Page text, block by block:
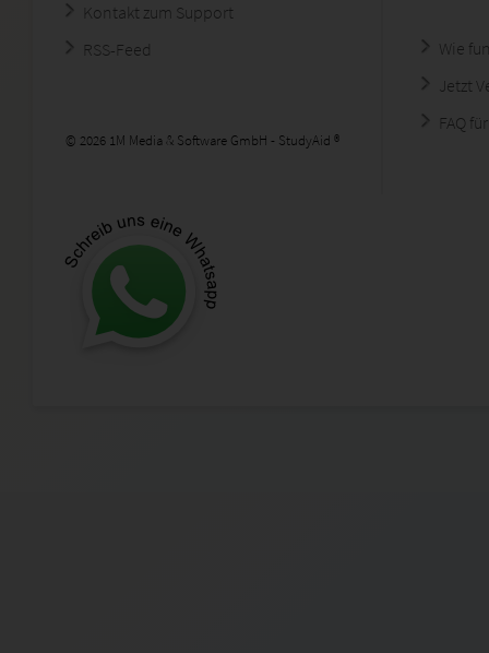
Kontakt zum Support
RSS-Feed
© 2026 1M Media & Software GmbH - StudyAid ®
Wie
Jetzt
FAQ